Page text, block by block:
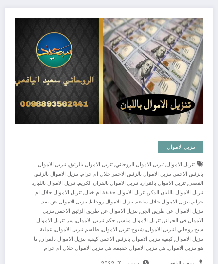
تنزيل الاموال
تنزيل الاموال, تنزيل الاموال الروحاني, تنزيل الاموال بالزئبق, تنزيل الاموال
بالزئبق الاحمر, تنزيل الاموال بالزئبق الاحمر حلال ام حرام, تنزيل الاموال بالزئبق
الفضي, تنزيل الاموال بالقران, تنزيل الاموال بالقران الكريم, تنزيل الاموال باللبان,
تنزيل الاموال باللبان الذكر, تنزيل الاموال حقيقة ام خيال, تنزيل الاموال حلال ام
حرام, تنزيل الاموال خلال ساعة, تنزيل الاموال روحانيا, تنزيل الاموال عن بعد,
تنزيل الاموال عن طريق الجن, تنزيل الاموال عن طريق الزئبق الاحمر, تنزيل
الاموال في الجزائر, تنزيل الاموال مباشر, حكم تنزيل الاموال, سر تنزيل الاموال,
شيخ روحاني لتنزيل الاموال, شيوخ تنزيل الاموال, طلسم تنزيل الاموال, عملية
تنزيل الاموال,كيفية تنزيل الاموال بالزئبق الاحمر,كيفية تنزيل الاموال بالقران, ما
هو تنزيل الاموال, هل تنزيل الاموال حقيقة, هل تنزيل الاموال حلال ام حرام